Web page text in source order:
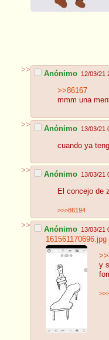
>> Anónimo 12/03/21
>>86167
mmm una
>> Anónimo 13/03/21
cuando ya
>> Anónimo 13/03/21
El concejo de
>>>86194
>> Anónimo 13/03/21
161561170696.jpg
y